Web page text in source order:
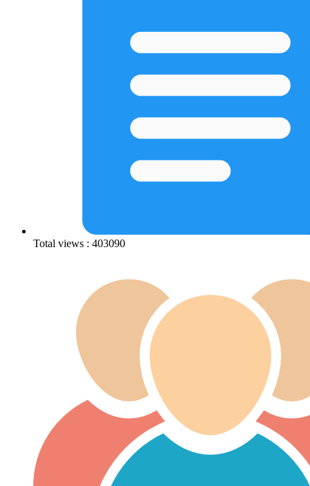
Total views : 403090